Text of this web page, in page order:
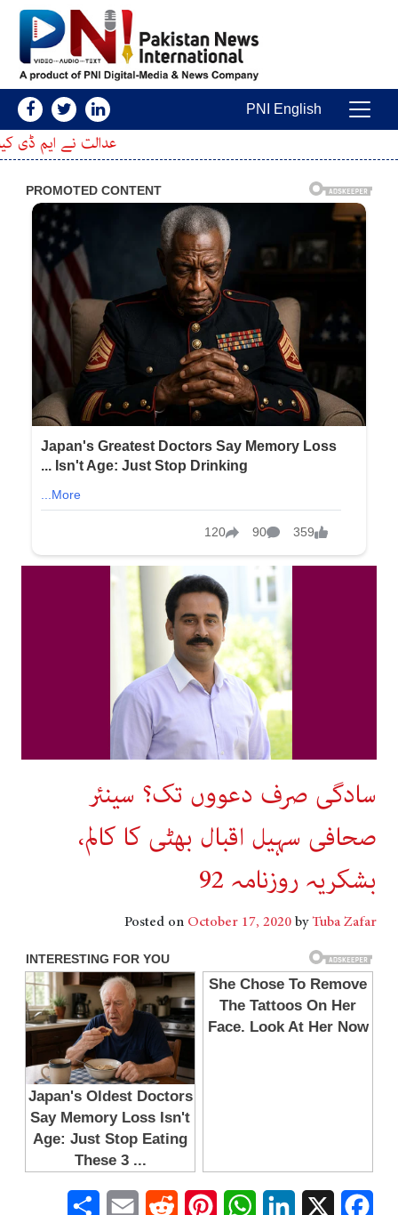
Main Navigation
PNI English
عدالت نے ایم ڈی کیٹ کا امتحان
سادگی صرف دعووں تک؟ سینئر
صحافی سہیل اقبال بھٹی کا کالم،
بشکریہ روزنامہ 92
Posted on October 17, 2020byTuba Zafar
Facebook
LinkedIn
WhatsApp
Pinterest
Reddit
Email